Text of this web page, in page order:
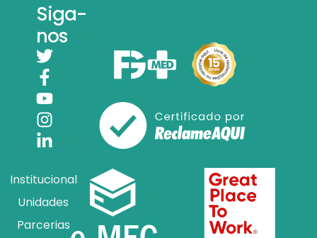
Siga-
nos
Institucional
Unidades
Parcerias